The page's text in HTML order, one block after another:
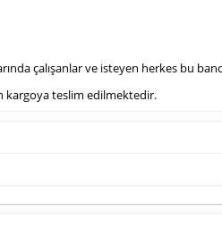
çalışanlar ve isteyen herkes bu
kargoya teslim edilmektedir.